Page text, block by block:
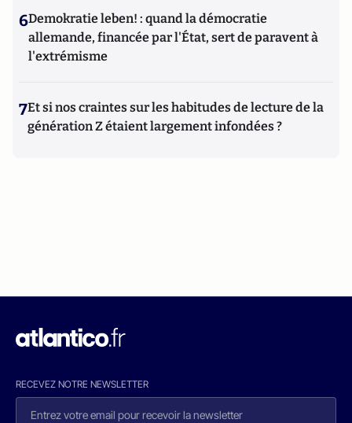
6Demokratie leben! : quand la démocratie
allemande, financée par l'État, sert de paravent à
l'extrémisme
7Et si nos craintes sur les habitudes de lecture de la
génération Z étaient largement infondées ?
RECEVEZ NOTRE NEWSLETTER